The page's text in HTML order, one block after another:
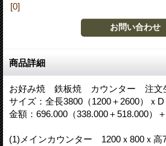
[0]
商品詳細
お好み焼 鉄板焼 カウンター 注文
サイズ：全長3800（1200＋2600）ｘ
金額：696.000（338.000＋518.000）
(1)メインカウンター 1200ｘ800ｘ